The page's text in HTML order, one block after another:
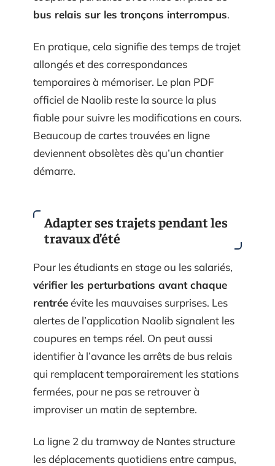
bus relais sur les tronçons interrompus.
En pratique, cela signifie des temps de trajet
allongés et des correspondances
temporaires à mémoriser. Le plan PDF
officiel de Naolib reste la source la plus
fiable pour suivre les modifications en cours.
Beaucoup de cartes trouvées en ligne
deviennent obsolètes dès qu’un chantier
démarre.
Adapter ses trajets pendant les
travaux d’été
Pour les étudiants en stage ou les salariés,
vérifier les perturbations avant chaque
rentréeévite les mauvaises surprises. Les
alertes de l’application Naolib signalent les
coupures en temps réel. On peut aussi
identifier à l’avance les arrêts de bus relais
qui remplacent temporairement les stations
fermées, pour ne pas se retrouver à
improviser un matin de septembre.
La ligne 2 du tramway de Nantes structure
les déplacements quotidiens entre campus,